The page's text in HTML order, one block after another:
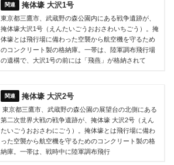
掩体壕 大沢1号
東京都三鷹市、武蔵野の森公園内にある戦争遺跡が、
掩体壕大沢1号（えんたいごうおおさわいちごう）。掩
体壕とは飛行場に備わった空襲から航空機を守るため
のコンクリート製の格納庫。一帯は、陸軍調布飛行場
の遺構で、大沢1号の前には「飛燕」が格納されて
掩体壕 大沢2号
東京都三鷹市、武蔵野の森公園の展望台の北側にある
第二次世界大戦の戦争遺跡が、掩体壕 大沢2号（えん
たいごうおおさわにごう）。掩体壕とは飛行場に備わ
った空襲から航空機を守るためのコンクリート製の格
納庫。一帯は、戦時中に陸軍調布飛行